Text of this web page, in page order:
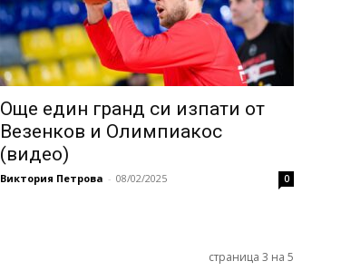
Още един гранд си изпати от
Везенков и Олимпиакос
(видео)
Виктория Петрова - 08/02/2025 0
страница 3 на 5